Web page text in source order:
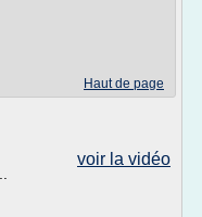
Haut de page
voir la vidéo